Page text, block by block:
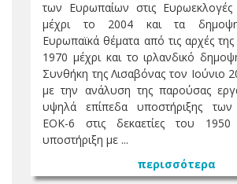
των Ευρωπαίων στις
μέχρι το 2004 και τα
Ευρωπαϊκά θέματα από τις αρχές της
1970 μέχρι και το ιρλανδικό
Συνθήκη της Λισαβόνας τον Ιούνιο
με την ανάλυση της παρούσας
υψηλά επίπεδα υποστήριξης
ΕΟΚ-6 στις δεκαετίες του
υποστήριξη με ...
περισσότερα